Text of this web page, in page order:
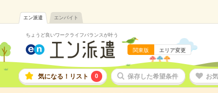
エン派遣 エンバイト
ちょうど良いワークライフバランスが叶う
関東版 エリア変更
気になる！リスト 0 保存した希望条件 お